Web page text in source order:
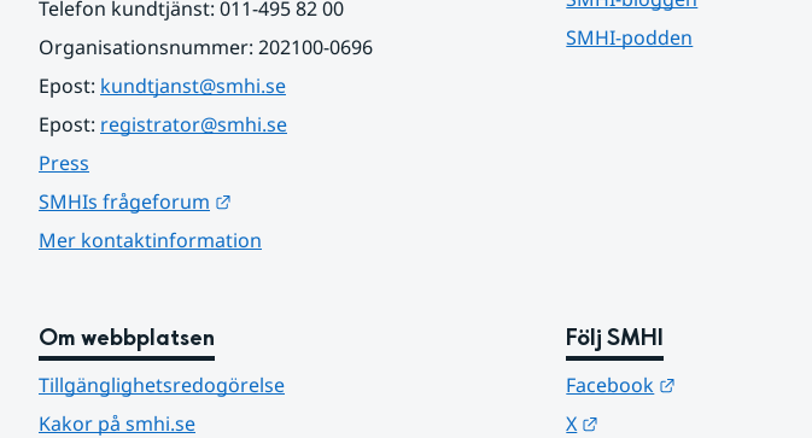
Telefon kundtjänst: 011-495 82 00
Organisationsnummer: 202100-0696
Epost: kundtjanst@smhi.se
Epost: registrator@smhi.se
Press
SMHIs frågeforum
Mer kontaktinformation
SMHI-podden
Om webbplatsen
Tillgänglighetsredogörelse
Kakor på smhi.se
Följ SMHI
Facebook
X